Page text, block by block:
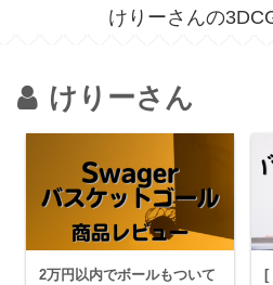
けりーさんの
けりーさん
2万円以内でボールもついて
[